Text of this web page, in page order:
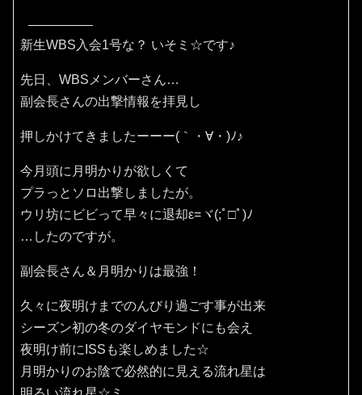
新生WBS入会1号な？ いそミ☆です♪
先日、WBSメンバーさん…
副会長さんの出撃情報を拝見し
押しかけてきましたーーー(｀・∀・)ﾉ♪
今月頭に月明かりが欲しくて
プラっとソロ出撃しましたが。
ウリ坊にビビって早々に退却ε=ヾ(;ﾟ□ﾟ)ﾉ
…したのですが。
副会長さん＆月明かりは最強！
久々に夜明けまでのんびり過ごす事が出来
シーズン初の冬のダイヤモンドにも会え
夜明け前にISSも楽しめました☆
月明かりのお陰で必然的に見える流れ星は